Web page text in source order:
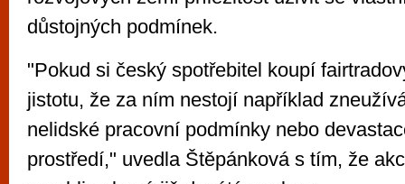
důstojných podmínek.
"Pokud si český spotřebitel koupí
jistotu, že za ním nestojí například
nelidské pracovní podmínky nebo
prostředí," uvedla Štěpánková s tím, že